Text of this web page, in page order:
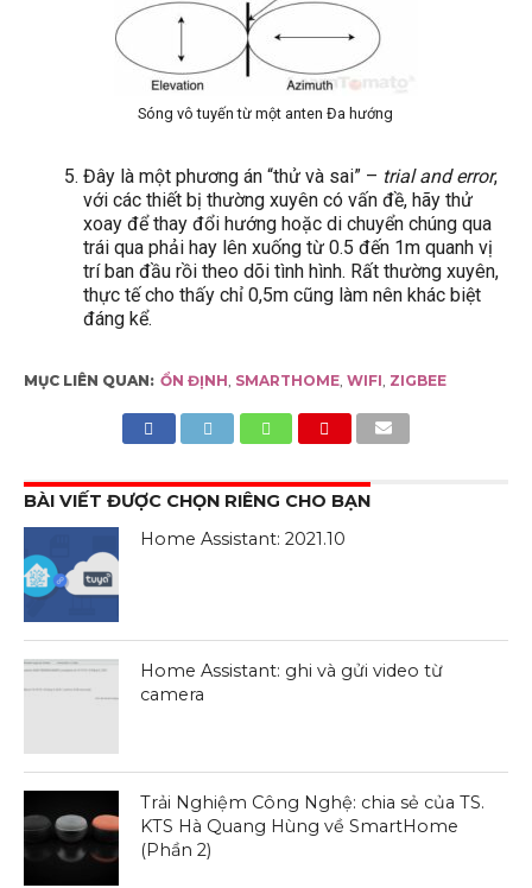
Sóng vô tuyến từ một anten Đa hướng
Đây là một phương án “thử và sai” – trial and error,
với các thiết bị thường xuyên có vấn đề, hãy thử
xoay để thay đổi hướng hoặc di chuyển chúng qua
trái qua phải hay lên xuống từ 0.5 đến 1m quanh vị
trí ban đầu rồi theo dõi tình hình. Rất thường xuyên,
thực tế cho thấy chỉ 0,5m cũng làm nên khác biệt
đáng kể.
MỤC LIÊN QUAN: ỔN ĐỊNH SMARTHOME, WIFI ZIGBEE
BÀI VIẾT ĐƯỢC CHỌN RIÊNG CHO BẠN
Home Assistant: 2021.10
Home Assistant: ghi và gửi video từ
camera
Trải Nghiệm Công Nghệ: chia sẻ của TS.
KTS Hà Quang Hùng về SmartHome
(Phần 2)